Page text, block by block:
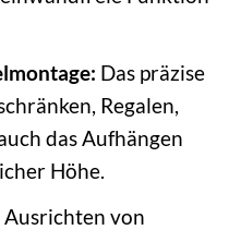
Das präzise
Regalen,
das Aufhängen
Höhe.
Ausrichten von